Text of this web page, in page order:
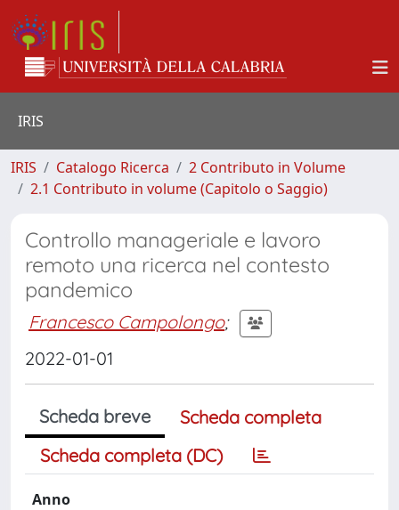
IRIS
IRIS Catalogo Ricerca
2 Contributo in Volume
2.1 Contributo in volume (Capitolo o Saggio)
Controllo manageriale e lavoro
remoto una ricerca nel contesto
pandemico
Francesco Campolongo;
2022-01-01
Scheda breve
Scheda completa
Scheda completa (DC)
Anno